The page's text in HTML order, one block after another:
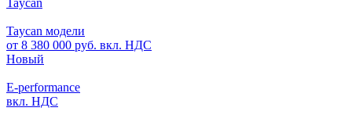
Taycan
Taycan модели
от 8 380 000 руб. вкл. НДС
Новый
E-performance
вкл. НДС